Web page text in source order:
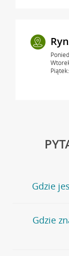
Gdzie
Jeśli szukasz
stronęPlacówki
wygodna
Gdzie